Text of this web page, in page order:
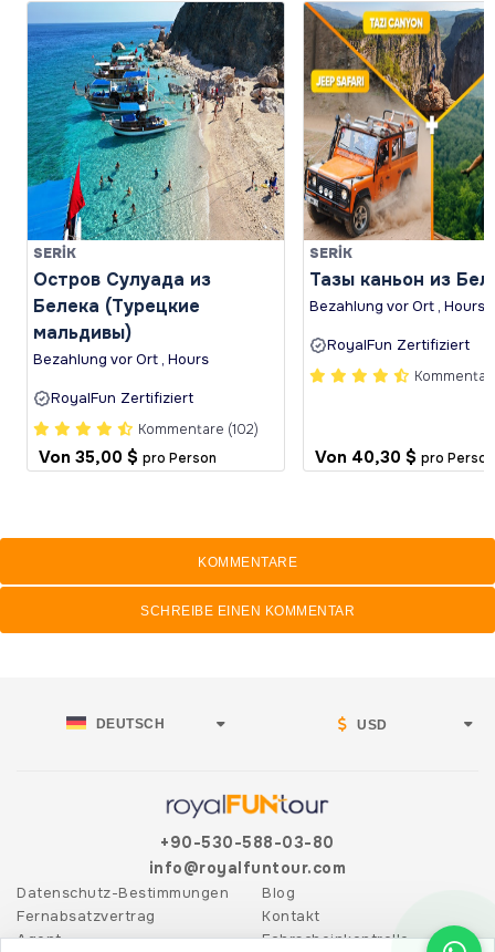
SERİK
Остров Сулуада из
Белека (Турецкие
мальдивы)
Bezahlung vor Ort , Hours
RoyalFun Zertifiziert
Kommentare (102)
Von 35,00 $ pro Person
SERİK
Тазы каньон из
Bezahlung vor Ort , Hours
RoyalFun Zertifiziert
Von 40,30 $ pro Person
KOMMENTARE
SCHREIBE EINEN KOMMENTAR
DEUTSCH USD
+90-530-588-03-80
info@royalfuntour.com
Datenschutz-Bestimmungen
Fernabsatzvertrag
Agent
Blog
Kontakt
Fahrscheinkontrolle